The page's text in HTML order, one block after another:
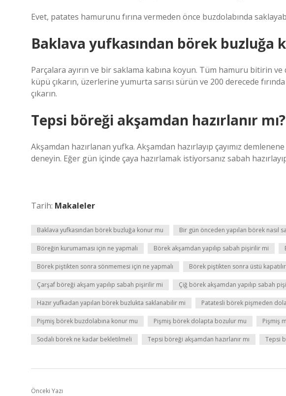
Evet, patates hamurunu fırına vermeden önce buzdolabında
Baklava yufkasından börek buzluğa
Parçalara ayırın ve bir saklama kabına koyun. Tüm hamuru bitirin
küpü çıkarın, üzerlerine yumurta sarısı sürün ve 200 derecede
çıkarın.
Tepsi böreği akşamdan hazırlanır mı?
Akşamdan hazırlanan yufka. Akşamdan hazırlayıp çayımız
deneyin. Eğer gün içinde çaya hazırlamak istiyorsanız sabah
Tarih: Makaleler
Baklava yufkasından börek buzluğa konur mu Bir gün önceden yapılan börek nasıl
Böreğin kurumaması için ne yapmalı Börek akşamdan yapılıp sabah pişirilir mi
Börek piştikten sonra sönmemesi için ne yapmalı Börek piştikten sonra üstü kapatılır
Çarşaf böreği akşam yapılıp sabah pişirilir mi Çiğ börek akşamdan yapılıp sabah
Hazır yufkadan yapılan börek buzlukta saklanabilir mi Patatesli börek pişmeden
Pişmiş börek buzdolabına konur mu Pişmiş börek dolapta bozulur mu Pişmiş
Sodalı börek ne kadar bekletilmeli Tepsi böreği akşamdan hazırlanır mı Tepsi
Önceki Yazı